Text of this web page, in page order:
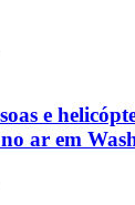
e
ar em